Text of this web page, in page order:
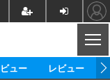
ュー レビュー